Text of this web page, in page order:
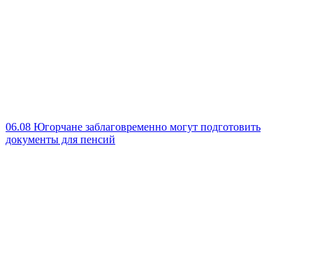
06.08 Югорчане заблаговременно могут подготовить
документы для пенсий